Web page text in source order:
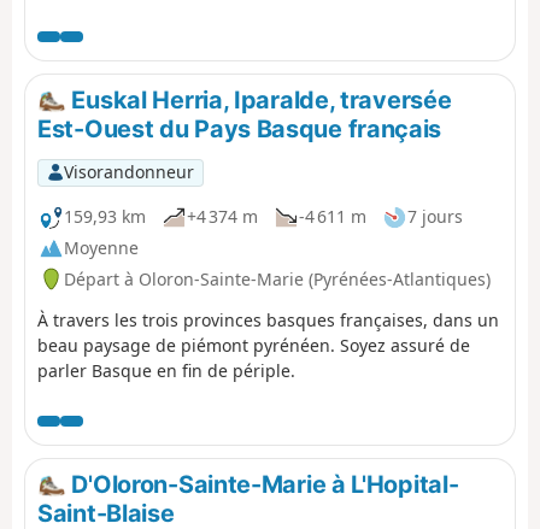
moutons et des bergers. Après une visite de l'Urugo
pour admirer du haut les gorges, remontée en matinée
nous rejoignons le Col de d'Errayzéko Lépoua ; borne
frontière 256.Là, un véhicule nous attend pour rejoindre
le Refuge Jeandel, histoire d'éviter 8 km sur la route
frontalière.
Euskal Herria, Iparalde, traversée
Est-Ouest du Pays Basque français
Visorandonneur
159,93 km
+4 374 m -4 611 m
7 jours
Moyenne
Départ à Oloron-Sainte-Marie (Pyrénées-Atlantiques)
À travers les trois provinces basques françaises, dans un
beau paysage de piémont pyrénéen. Soyez assuré de
parler Basque en fin de périple.
D'Oloron-Sainte-Marie à L'Hopital-
Saint-Blaise